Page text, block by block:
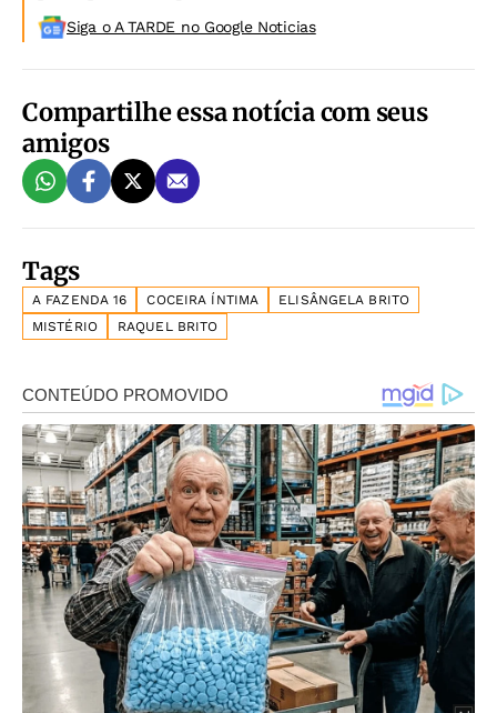
Siga o A TARDE no Google Noticias
Compartilhe essa notícia com seus
amigos
Tags
A FAZENDA 16 COCEIRA ÍNTIMA
ELISÂNGELA BRITO
MISTÉRIO
RAQUEL BRITO